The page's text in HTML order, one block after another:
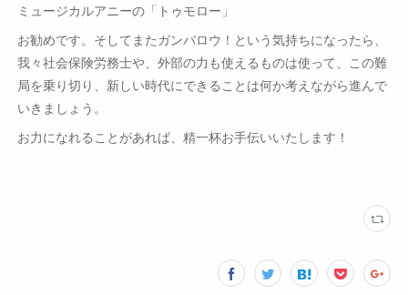
ミュージカルアニーの「トゥモロー」
お勧めです。そしてまたガンバロウ！という気持ちになったら、
我々社会保険労務士や、外部の力も使えるものは使って、この難
局を乗り切り、新しい時代にできることは何か考えながら進んで
いきましょう。
お力になれることがあれば、精一杯お手伝いいたします！